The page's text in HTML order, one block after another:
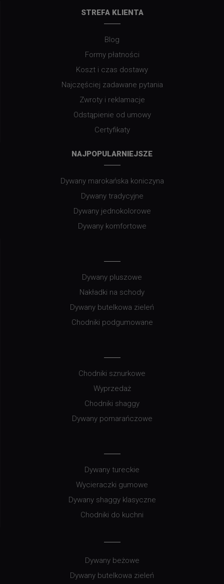
STREFA KLIENTA
Blog
Formy płatności
Koszt i czas dostawy
Najczęściej zadawane pytania
Zwroty i reklamacje
Odstąpienie od umowy
Certyfikaty
NAJPOPULARNIEJSZE
Dywany marokańska koniczyna
Dywany tradycyjne
Dywany jednokolorowe
Dywany komfortowe
Dywany pluszowe
Nakładki na schody
Dywany butelkowa zieleń
Chodniki podgumowane
Chodniki sznurkowe
Wyprzedaż
Chodniki shaggy
Dywany pomarańczowe
Dywany tureckie
Wycieraczki gumowe
Dywany shaggy klasyczne
Chodniki do kuchni
Dywany beżowe
Dywany butelkowa zieleń